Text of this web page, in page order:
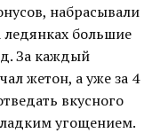
набрасывали
большие
За каждый
жетон, а уже за 4
вкусного
угощением.